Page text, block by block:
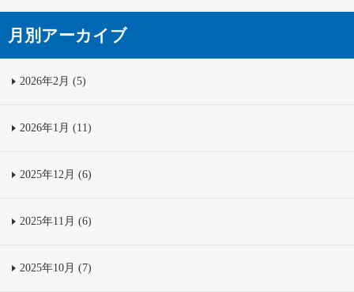
月別アーカイブ
2026年2月 (5)
2026年1月 (11)
2025年12月 (6)
2025年11月 (6)
2025年10月 (7)